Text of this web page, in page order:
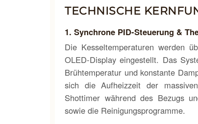
TECHNISCHE
1. Synchrone PID-Steuerung &
Die Kesseltemperaturen werden
OLED-Display eingestellt. Das
Brühtemperatur und konstante
sich die Aufheizzeit der
Shottimer während des Bezugs
sowie die Reinigungsprogramme.